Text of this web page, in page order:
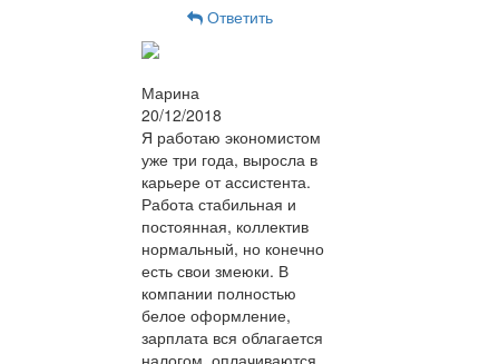
Ответить
Марина
20/12/2018
Я работаю экономистом
уже три года, выросла в
карьере от ассистента.
Работа стабильная и
постоянная, коллектив
нормальный, но конечно
есть свои змеюки. В
компании полностью
белое оформление,
зарплата вся облагается
налогом, оплачиваются